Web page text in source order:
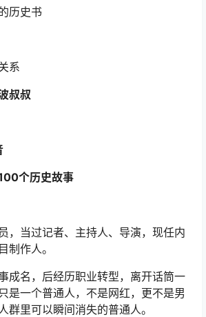
历史书
系
叔叔
个历史故事
，当过记者、主持人、导演，现任内
制作人。
成名，后经历职业转型，离开话筒一
是一个普通人，不是网红，更不是男
群里可以瞬间消失的普通人。